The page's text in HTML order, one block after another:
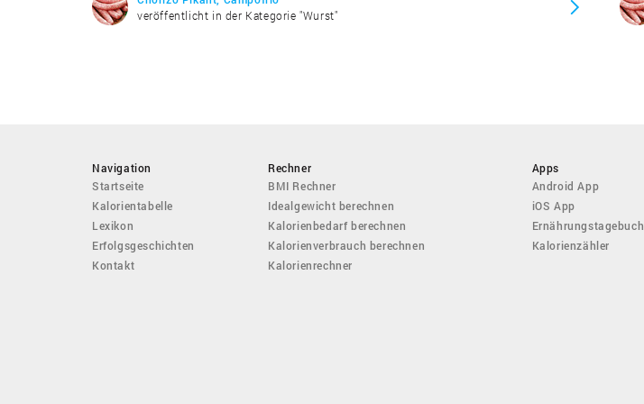
veröffentlicht in der Kategorie "Wurst"
Navigation
Startseite
Kalorientabelle
Lexikon
Erfolgsgeschichten
Kontakt
Rechner
BMI Rechner
Idealgewicht berechnen
Kalorienbedarf berechnen
Kalorienverbrauch berechnen
Kalorienrechner
Apps
Android App
iOS App
Ernährungstagebuch
Kalorienzähler